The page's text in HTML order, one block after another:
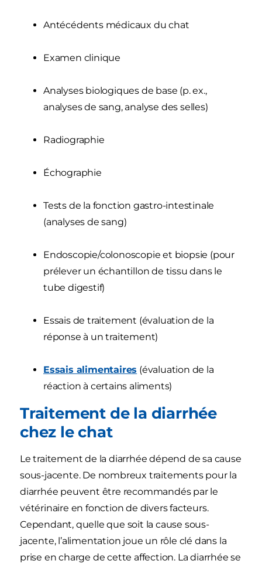
Antécédents médicaux du chat
Examen clinique
Analyses biologiques de base (p. ex.,
analyses de sang, analyse des selles)
Radiographie
Échographie
Tests de la fonction gastro-intestinale
(analyses de sang)
Endoscopie/colonoscopie et biopsie (pour
prélever un échantillon de tissu dans le
tube digestif)
Essais de traitement (évaluation de la
réponse à un traitement)
Essais alimentaires (évaluation de la
réaction à certains aliments)
Traitement de la diarrhée
chez le chat
Le traitement de la diarrhée dépend de sa cause
sous-jacente. De nombreux traitements pour la
diarrhée peuvent être recommandés par le
vétérinaire en fonction de divers facteurs.
Cependant, quelle que soit la cause sous-
jacente, l’alimentation joue un rôle clé dans la
prise en charge de cette affection. La diarrhée se